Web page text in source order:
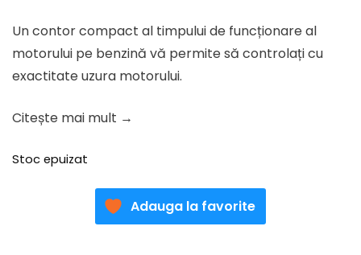
Un contor compact al timpului de funcționare al
motorului pe benzină vă permite să controlați cu
exactitate uzura motorului.
Citește mai mult →
Stoc epuizat
Adauga la favorite